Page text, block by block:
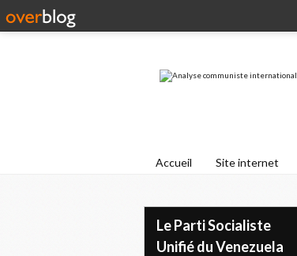
Accueil Site internet
Le Parti Socialiste
Unifié du Venezuela